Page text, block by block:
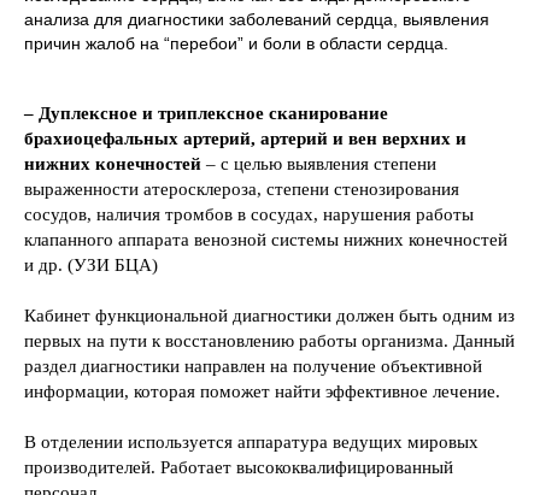
анализа для диагностики заболеваний сердца, выявления
причин жалоб на “перебои” и боли в области сердца.
– Дуплексное и триплексное сканирование
брахиоцефальных артерий, артерий и вен верхних и
нижних конечностей – с целью выявления степени
выраженности атеросклероза, степени стенозирования
сосудов, наличия тромбов в сосудах, нарушения работы
клапанного аппарата венозной системы нижних конечностей
и др. (УЗИ БЦА)
Кабинет функциональной диагностики должен быть одним из
первых на пути к восстановлению работы организма. Данный
раздел диагностики направлен на получение объективной
информации, которая поможет найти эффективное лечение.
В отделении используется аппаратура ведущих мировых
производителей. Работает высококвалифицированный